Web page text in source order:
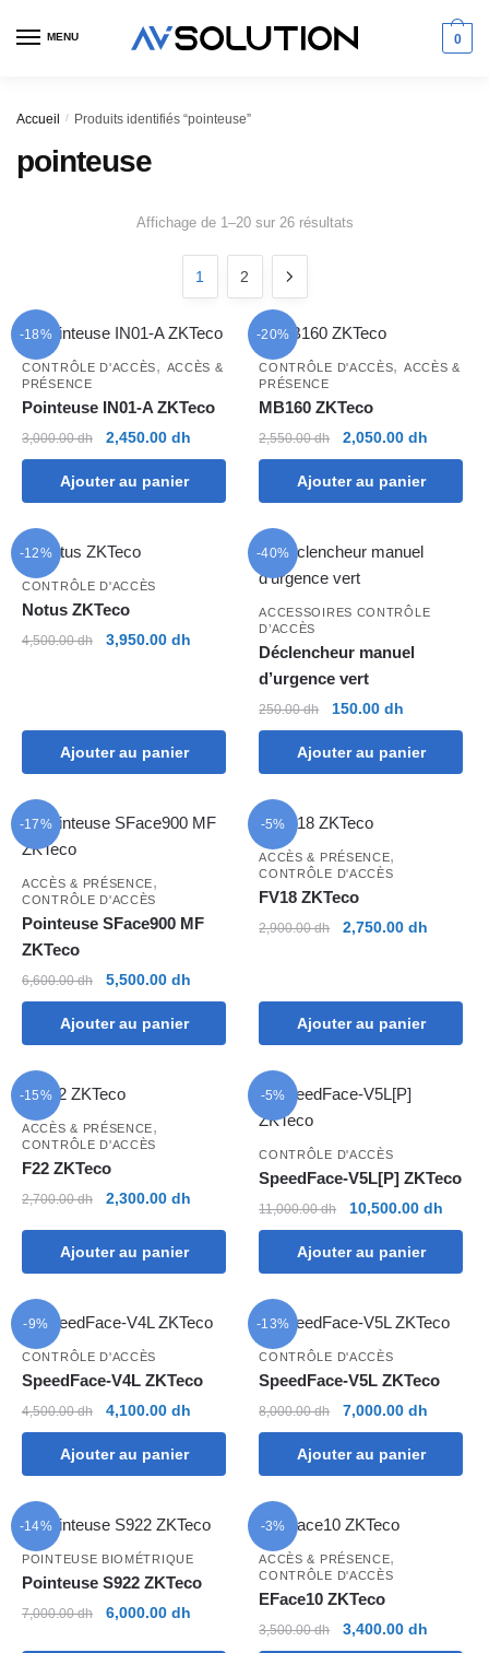
MENU 0
Accueil / Produits identifiés “pointeuse”
pointeuse
Affichage de 1–20 sur 26 résultatsTrié
plus
1 2
-18%
CONTRÔLE D'ACCÈS, ACCÈS &
PRÉSENCE
Pointeuse IN01-A ZKTeco
3,000.00dh
Le
prix
initial
était :
2,450.00 dh
prix
est :
2,450.00 dh.
Ajouter au panier
-20%
CONTRÔLE D'ACCÈS, ACCÈS &
PRÉSENCE
MB160 ZKTeco
2,550.00dh
Le
prix
initial
était :
2,050.00dh
prix
est :
Ajouter au panier
-12%
CONTRÔLE D'ACCÈS
Notus ZKTeco
4,500.00dh
Le
4,500.00 dh.
3,950.00 dh
3,950.00 dh.
Ajouter au panier
-40%
ACCESSOIRES CONTRÔLE
D’ACCÈS
Déclencheur manuel
d’urgence vert
250.00dh
Le
prix
initial
était :
150.00dh
prix
actuel
est :
Ajouter au panier
-17%
ACCÈS & PRÉSENCE,
CONTRÔLE D'ACCÈS
Pointeuse SFace900 MF
ZKTeco
6,600.00dh
Le
prix
initial
était :
5,500.00 dh
prix
est :
5,500.00 dh.
Ajouter au panier
-5%
ACCÈS & PRÉSENCE,
CONTRÔLE D'ACCÈS
FV18 ZKTeco
2,900.00dh
Le
était :
2,900.00 dh.
2,750.00dh
est :
Ajouter au panier
-15%
ACCÈS & PRÉSENCE,
CONTRÔLE D'ACCÈS
F22 ZKTeco
2,700.00dh
Le
2,300.00 dh
Ajouter au panier
-5%
CONTRÔLE D'ACCÈS
SpeedFace-V5L[P] ZKTeco
11,000.00dh
Le
prix
initial
était :
10,500.00dh
prix
est :
Ajouter au panier
-9%
CONTRÔLE D'ACCÈS
SpeedFace-V4L ZKTeco
4,500.00dh
Le
prix
initial
était :
4,100.00 dh
prix
est :
4,100.00 dh.
Ajouter au panier
-13%
CONTRÔLE D'ACCÈS
SpeedFace-V5L ZKTeco
8,000.00dh
Le
prix
initial
était :
7,000.00dh
prix
est :
Ajouter au panier
-14%
POINTEUSE BIOMÉTRIQUE
Pointeuse S922 ZKTeco
7,000.00dh
Le
6,000.00 dh
-3%
ACCÈS & PRÉSENCE,
CONTRÔLE D'ACCÈS
EFace10 ZKTeco
3,500.00dh
Le
3,400.00dh